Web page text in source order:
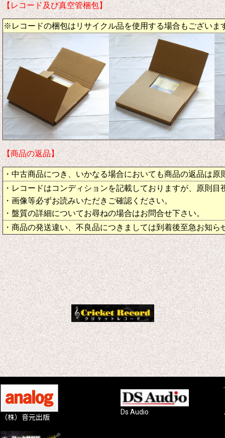
【レコード及び真空管梱包】
※レコードの梱包はリサイクル品を使用する場合もございま
【商品の返品】
・中古商品につき、いかなる場合においても商品の返品は原
・レコードはコンディションを記載しておりますが、原則目
・画像等必ずお読みいただきご確認ください。
・盤質の詳細についてお尋ねの場合はお問合せ下さい。
・商品の発送違い、不良品につきましては到着後至急お知ら
（株）音元出版
Ds Audio